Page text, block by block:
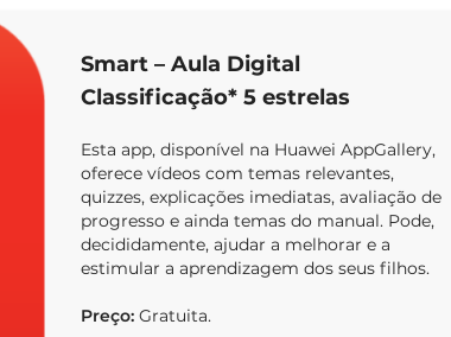
Smart – Aula Digital
Classificação* 5 estrelas
Esta app, disponível na Huawei AppGallery,
oferece vídeos com temas relevantes,
quizzes, explicações imediatas, avaliação de
progresso e ainda temas do manual. Pode,
decididamente, ajudar a melhorar e a
estimular a aprendizagem dos seus filhos.
Preço: Gratuita.